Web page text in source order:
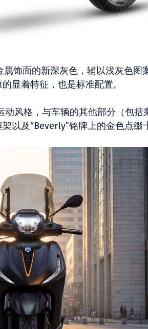
饰面的新深灰色，辅以浅灰色图
显着特征，也是标准配置。
风格，与车辆的其他部分（包括
以及“Beverly”铭牌上的金色点缀